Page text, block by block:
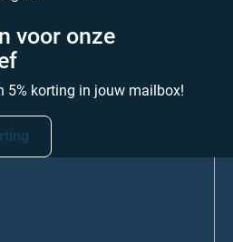
voor onze
5% korting in jouw mailbox!